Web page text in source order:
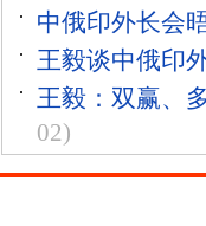
中俄印外长会
王毅谈中俄印
王毅：双赢、
02)